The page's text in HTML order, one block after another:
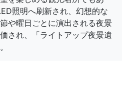
照明へ刷新され、幻想的な
や曜日ごとに演出される夜景
され、「ライトアップ夜景遺